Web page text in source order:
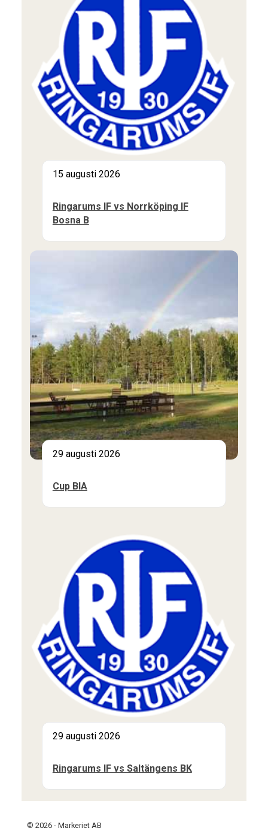
15 augusti 2026
Ringarums IF vs Norrköping IF
Bosna B
29 augusti 2026
Cup BIA
29 augusti 2026
Ringarums IF vs Saltängens BK
© 2026 - Markeriet AB